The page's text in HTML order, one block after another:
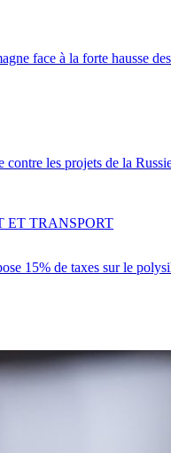
face à la forte hausse
contre les projets de la
15% de taxes sur le
ET TRANSPORT